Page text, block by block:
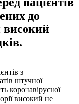
до
високий
з
штучної
коронавірусної
високий не